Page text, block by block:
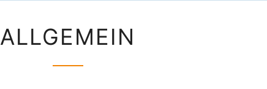
ALLGEMEIN